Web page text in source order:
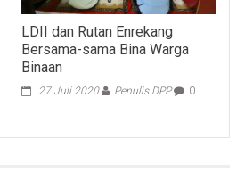
LDII dan Rutan Enrekang
Bersama-sama Bina Warga
Binaan
27 Juli 2020 Penulis DPP 0